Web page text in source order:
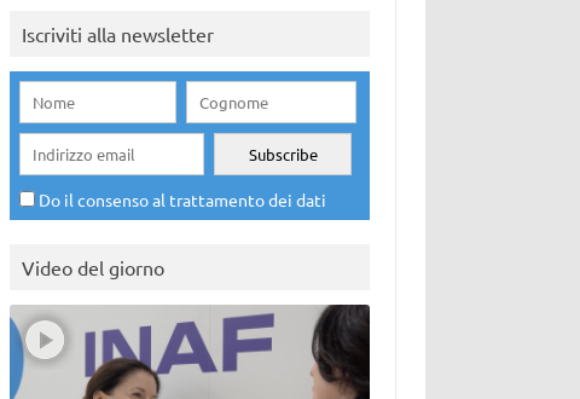
Iscriviti alla newsletter
Do il consenso al trattamento dei dati
Video del giorno